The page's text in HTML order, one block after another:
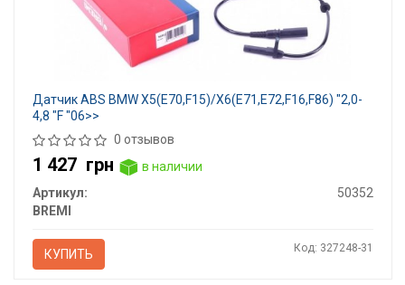
Датчик ABS BMW X5(E70,F15)/X6(E71,E72,F16,F86) "2,0-
4,8 "F "06>>
0 отзывов
1 427 грн
в наличии
Артикул:
50352
BREMI
КУПИТЬ Код: 327248-31